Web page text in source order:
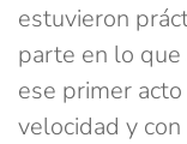
estuvieron
parte en lo que
ese primer
velocidad y